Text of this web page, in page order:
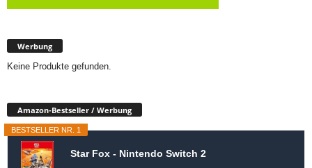
Werbung
Keine Produkte gefunden.
Amazon-Bestseller / Werbung
BESTSELLER NR. 1
Star Fox - Nintendo Switch 2